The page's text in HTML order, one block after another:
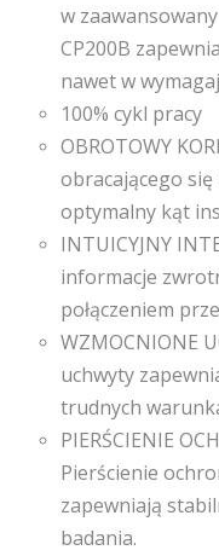
w
CP200B
nawet w
100% cykl pracy
OBROTOWY
obracającego
optymalny kąt
INTUICYJNY
informacje
połączeniem
WZMOCNIONE
uchwyty
trudnych
PIERŚCIENIE
Pierścienie
zapewniają
badania.